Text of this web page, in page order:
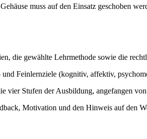
muss auf den Einsatz geschoben
die gewählte Lehrmethode sowie die
Feinlernziele (kognitiv, affektiv,
vier Stufen der Ausbildung, angefangen
Motivation und den Hinweis auf den